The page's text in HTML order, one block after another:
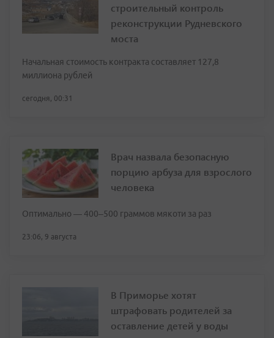
строительный контроль
реконструкции Рудневского
моста
Начальная стоимость контракта составляет 127,8
миллиона рублей
сегодня, 00:31
Врач назвала безопасную
порцию арбуза для взрослого
человека
Оптимально — 400–500 граммов мякоти за раз
23:06, 9 августа
В Приморье хотят
штрафовать родителей за
оставление детей у воды